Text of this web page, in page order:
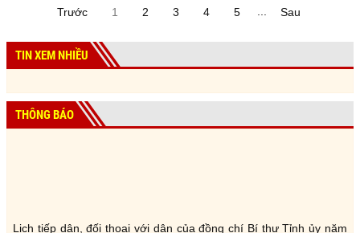
Trước 1 2 3 4 5 Sau
TIN XEM NHIỀU
THÔNG BÁO